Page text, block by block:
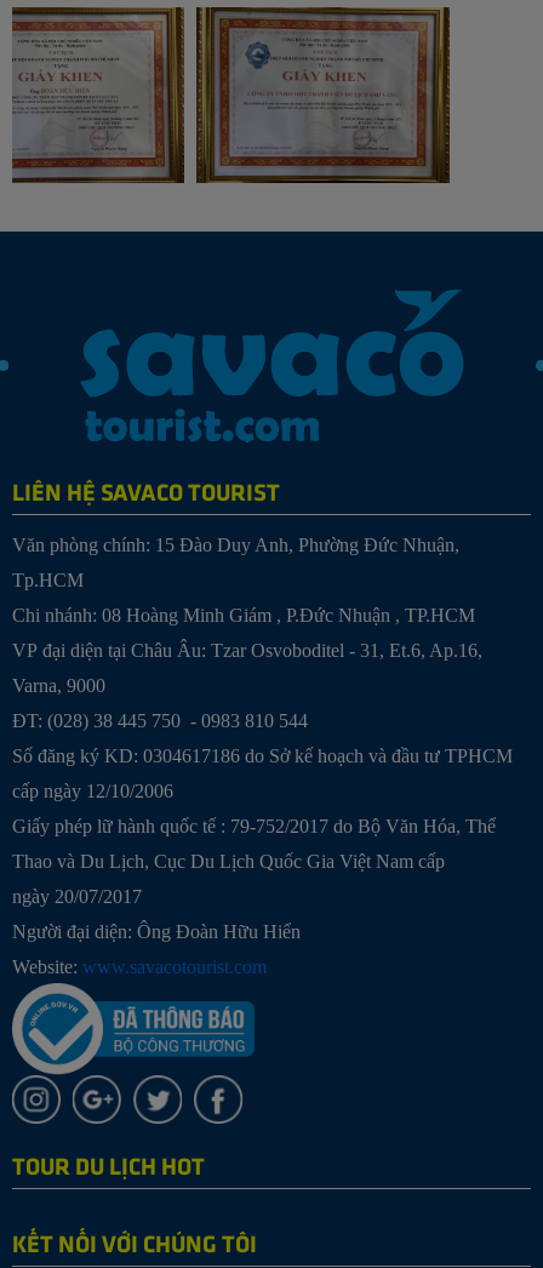
LIÊN HỆ SAVACO TOURIST
Văn phòng chính: 15 Đào Duy Anh, Phường Đức Nhuận,
Tp.HCM
Chi nhánh: 08 Hoàng Minh Giám , P.Đức Nhuận , TP.HCM
VP đại diện tại Châu Âu: Tzar Osvoboditel - 31, Et.6, Ap.16,
Varna, 9000
ĐT: (028) 38 445 750 - 0983 810 544
Số đăng ký KD: 0304617186 do Sở kế hoạch và đầu tư TPHCM
cấp ngày 12/10/2006
Giấy phép lữ hành quốc tế : 79-752/2017 do Bộ Văn Hóa, Thể
Thao và Du Lịch, Cục Du Lịch Quốc Gia Việt Nam cấp
ngày 20/07/2017
Người đại diện: Ông Đoàn Hữu Hiển
Website: www.savacotourist.com
TOUR DU LỊCH HOT
KẾT NỐI VỚI CHÚNG TÔI